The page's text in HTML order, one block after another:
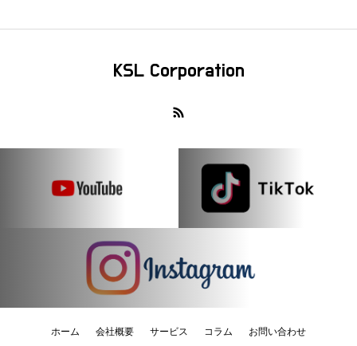
KSL Corporation
ホーム 会社概要 サービス コラム お問い合わせ